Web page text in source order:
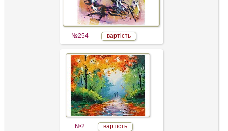
№254 вартість
№2 вартість